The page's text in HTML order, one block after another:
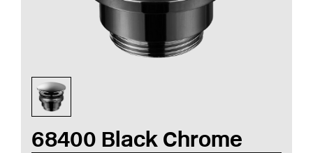
68400 Black Chrome